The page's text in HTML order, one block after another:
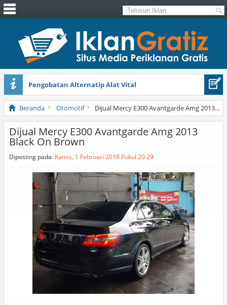
Pengobatan Alternatip Alat Vital
Pita Cantik Pesona
Beranda Otomotif Dijual Mercy E300 Avantgarde Amg 2013 Black On Brown
Dijual Mercy E300 Avantgarde Amg 2013
Black On Brown
Diposting pada: Kamis, 1 Februari 2018 Pukul 20:29